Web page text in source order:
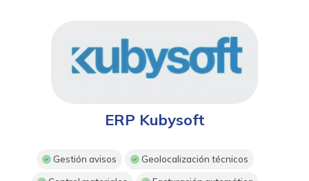
ERP Kubysoft
Gestión avisos Geolocalización técnicos